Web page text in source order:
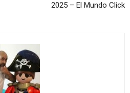
2025 – El Mundo Click